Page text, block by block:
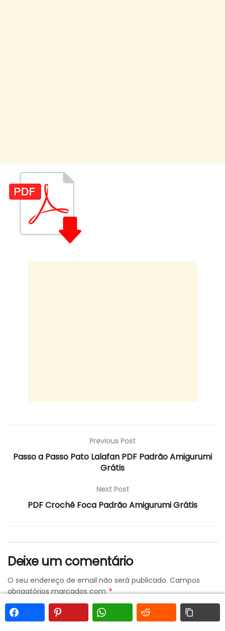
Previous Post
Passo a Passo Pato Lalafan PDF Padrão Amigurumi
Grátis
Next Post
PDF Crochê Foca Padrão Amigurumi Grátis
Deixe um comentário
O seu endereço de email não será publicado. Campos
obrigatórios marcados com*
Comentário *